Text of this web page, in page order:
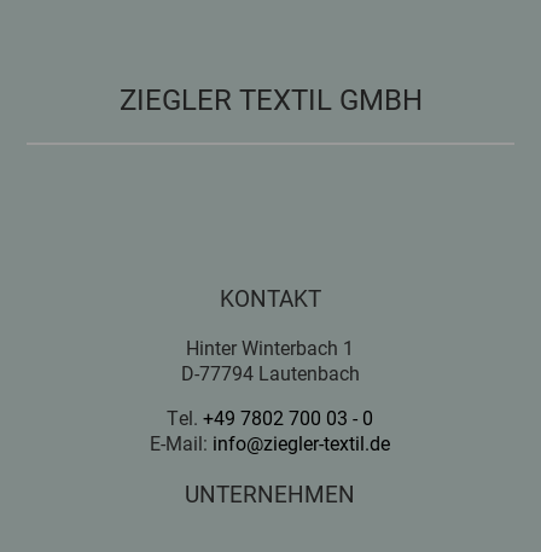
ZIEGLER TEXTIL GMBH
KONTAKT
Hinter Winterbach 1
D-77794 Lautenbach
Tel.+49 7802 700 03 - 0
E-Mail: info@ziegler-textil.de
UNTERNEHMEN